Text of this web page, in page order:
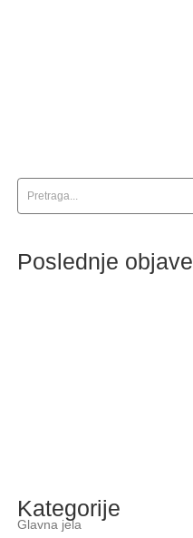
Poslednje objave
Kategorije
Glavna jela